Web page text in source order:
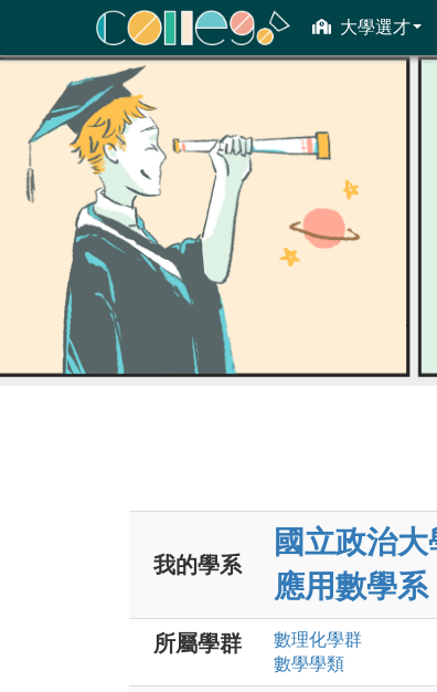
大學選才
ColleGo! 大學選才與高中育才輔助系統
我的學系
國立政治大
應用數學系
所屬學群 數理化學群
數學學類